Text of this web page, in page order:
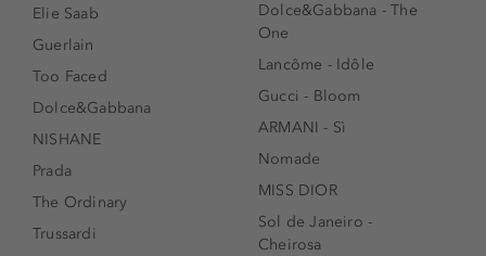
Elie Saab
Guerlain
Too Faced
Dolce&Gabbana
NISHANE
Prada
The Ordinary
Trussardi
Dolce&Gabbana - The
One
Lancôme - Idôle
Gucci - Bloom
ARMANI - Sì
Nomade
MISS DIOR
Sol de Janeiro -
Cheirosa